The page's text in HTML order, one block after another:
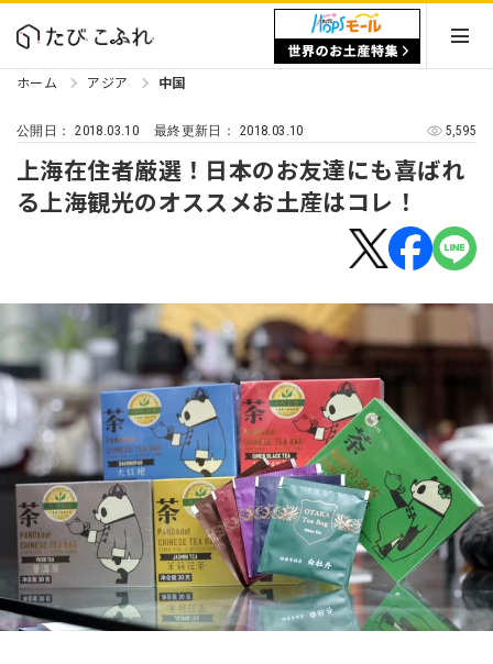
ホーム アジア 中国
公開日：2018.03.10 最終更新日： 2018.03.10 5,595
上海在住者厳選！日本のお友達にも喜ばれ
る上海観光のオススメお土産はコレ！